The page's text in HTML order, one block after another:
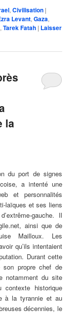
,Civilisation |
Levant,Gaza,
,Tarek Fatah | Laisser
la
du port de signes
a intenté une
et personnalités
laïques et ses liens
gauche. Il
ainsi que de
Mailloux. Les
qu’ils intentaient
Durant cette
son propre chef de
notamment du site
contexte historique
à la tyrannie et au
décennies, le